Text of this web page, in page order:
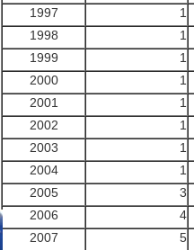
1997
1
1998
1
1999
1
2000
1
2001
1
2002
1
2003
1
2004
1
2005
3
2006
4
2007
5